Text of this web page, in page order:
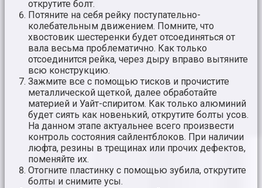
открутите болт.
Потяните на себя рейку поступательно-
колебательным движением. Помните, что
хвостовик шестеренки будет отсоединяться от
вала весьма проблематично. Как только
отсоединится рейка, через дыру вправо вытяните
всю конструкцию.
Зажмите все с помощью тисков и прочистите
металлической щеткой, далее обработайте
материей и Уайт-спиритом. Как только алюминий
будет сиять как новенький, открутите болты усов.
На данном этапе актуальнее всего произвести
контроль состояния сайлентблоков. При наличии
люфта, резины в трещинах или прочих дефектов,
поменяйте их.
Отогните пластинку с помощью зубила, открутите
болты и снимите усы.